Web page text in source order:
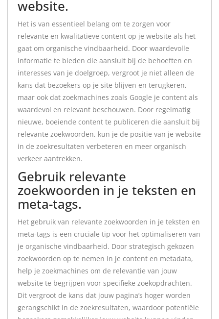
website.
Het is van essentieel belang om te zorgen voor
relevante en kwalitatieve content op je website als het
gaat om organische vindbaarheid. Door waardevolle
informatie te bieden die aansluit bij de behoeften en
interesses van je doelgroep, vergroot je niet alleen de
kans dat bezoekers op je site blijven en terugkeren,
maar ook dat zoekmachines zoals Google je content als
waardevol en relevant beschouwen. Door regelmatig
nieuwe, boeiende content te publiceren die aansluit bij
relevante zoekwoorden, kun je de positie van je website
in de zoekresultaten verbeteren en meer organisch
verkeer aantrekken.
Gebruik relevante
zoekwoorden in je teksten en
meta-tags.
Het gebruik van relevante zoekwoorden in je teksten en
meta-tags is een cruciale tip voor het optimaliseren van
je organische vindbaarheid. Door strategisch gekozen
zoekwoorden op te nemen in je content en metadata,
help je zoekmachines om de relevantie van jouw
website te begrijpen voor specifieke zoekopdrachten.
Dit vergroot de kans dat jouw pagina’s hoger worden
gerangschikt in de zoekresultaten, waardoor potentiële